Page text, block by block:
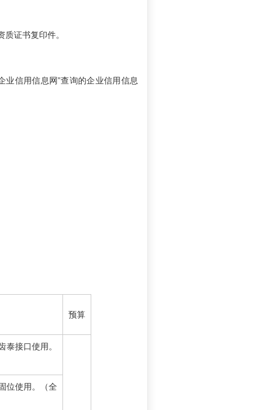
质证书复印件。
业信用信息网”查询的企业信用信息
预算
泰接口使用。
位使用。（全